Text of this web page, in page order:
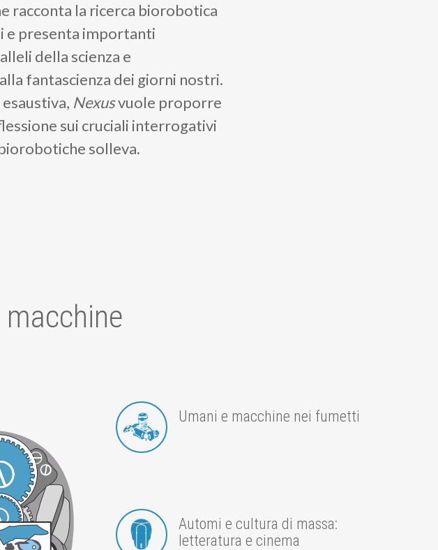
racconta la ricerca biorobotica
e presenta importanti
della scienza e
fantascienza dei giorni nostri.
Nexusvuole proporre
sui cruciali interrogativi
solleva.
Umani e macchine nei fumetti
Automi e cultura di massa:
letteratura e cinema